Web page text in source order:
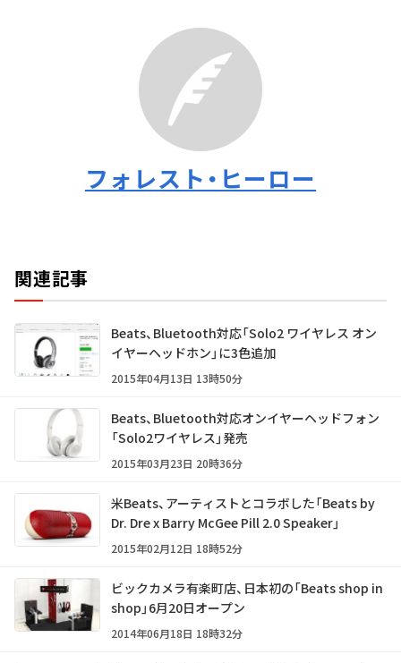
フォレスト・ヒーロー
関連記事
Beats、Bluetooth対応「Solo2 ワイヤレス オン
イヤーヘッドホン」に3色追加
2015年04月13日 13時50分
Beats、Bluetooth対応オンイヤーヘッドフォン
「Solo2ワイヤレス」発売
2015年03月23日 20時36分
米Beats、アーティストとコラボした「Beats by
Dr. Dre x Barry McGee Pill 2.0 Speaker」
2015年02月12日 18時52分
ビックカメラ有楽町店、日本初の「Beats shop in
shop」6月20日オープン
2014年06月18日 18時32分